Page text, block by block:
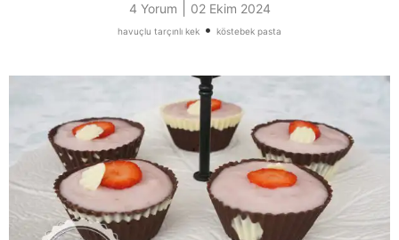
4 Yorum 02 Ekim 2024
havuçlu tarçınlı kek • köstebek pasta